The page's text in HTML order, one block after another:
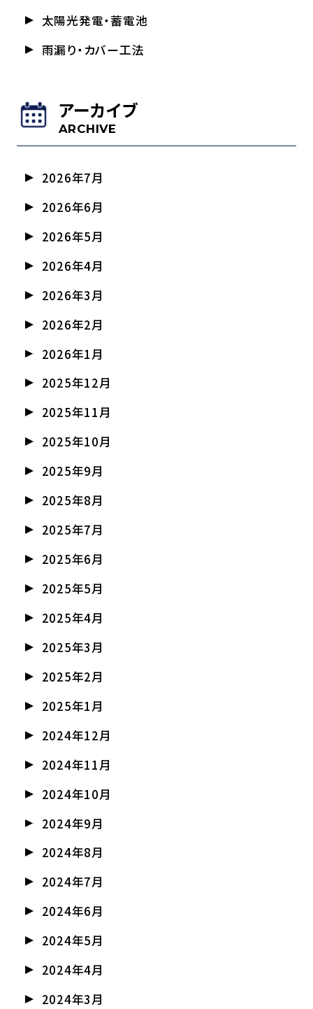
太陽光発電・蓄電池
雨漏り・カバー工法
アーカイブ
ARCHIVE
2026年7月
2026年6月
2026年5月
2026年4月
2026年3月
2026年2月
2026年1月
2025年12月
2025年11月
2025年10月
2025年9月
2025年8月
2025年7月
2025年6月
2025年5月
2025年4月
2025年3月
2025年2月
2025年1月
2024年12月
2024年11月
2024年10月
2024年9月
2024年8月
2024年7月
2024年6月
2024年5月
2024年4月
2024年3月